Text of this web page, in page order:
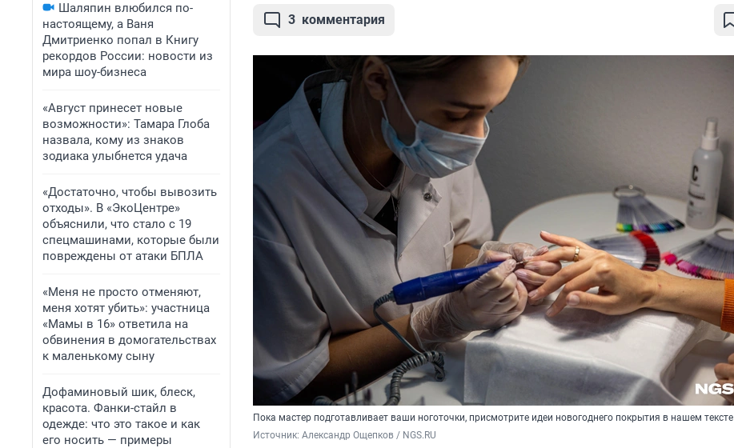
Шаляпин влюбился по-
настоящему, а Ваня
Дмитриенко попал в Книгу
рекордов России: новости из
мира шоу-бизнеса
«Август принесет новые
возможности»: Тамара Глоба
назвала, кому из знаков
зодиака улыбнется удача
«Достаточно, чтобы вывозить
отходы». В «ЭкоЦентре»
объяснили, что стало с 19
спецмашинами, которые были
повреждены от атаки БПЛА
«Меня не просто отменяют,
меня хотят убить»: участница
«Мамы в 16» ответила на
обвинения в домогательствах
к маленькому сыну
Дофаминовый шик, блеск,
красота. Фанки-стайл в
одежде: что это такое и как
его носить — примеры
3 комментария
Пока мастер подготавливает ваши ноготочки, присмотрите идеи новогоднего покрытия в нашем тексте
Источник: Александр Ощепков / NGS.RU